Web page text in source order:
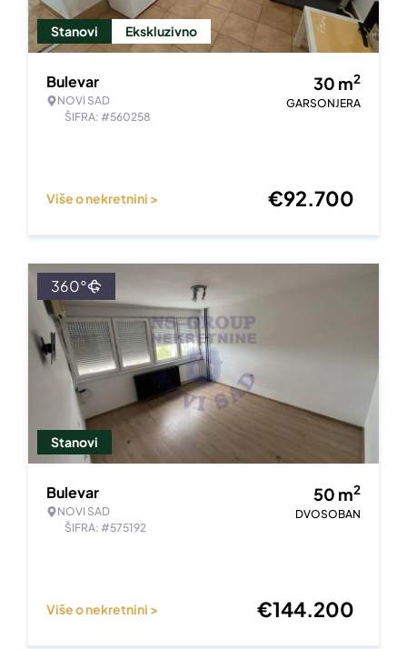
Stanovi Ekskluzivno
Bulevar
NOVI SAD
ŠIFRA: #560258
30 m2
GARSONJERA
Više o nekretnini > €92.700
Stanovi
360°
Bulevar
NOVI SAD
ŠIFRA: #575192
50 m2
DVOSOBAN
Više o nekretnini > €144.200